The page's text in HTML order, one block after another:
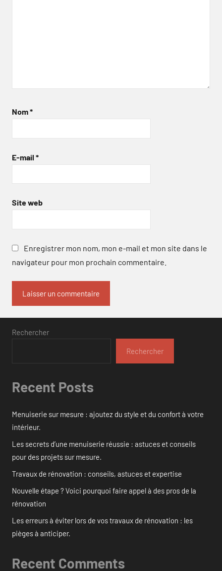
Nom*
E-mail *
Site web
Enregistrer mon nom, mon e-mail et mon site dans le
navigateur pour mon prochain commentaire.
Rechercher
Rechercher
Recent Posts
Menuiserie sur mesure : ajoutez du style et du confort à votre
intérieur.
Les secrets d’une menuiserie réussie : astuces et conseils
pour des projets sur mesure.
Travaux de rénovation : conseils, astuces et expertise
Nouvelle étape ? Voici pourquoi faire appel à des pros de la
rénovation
Les erreurs à éviter lors de vos travaux de rénovation : les
pièges à anticiper.
Recent Comments